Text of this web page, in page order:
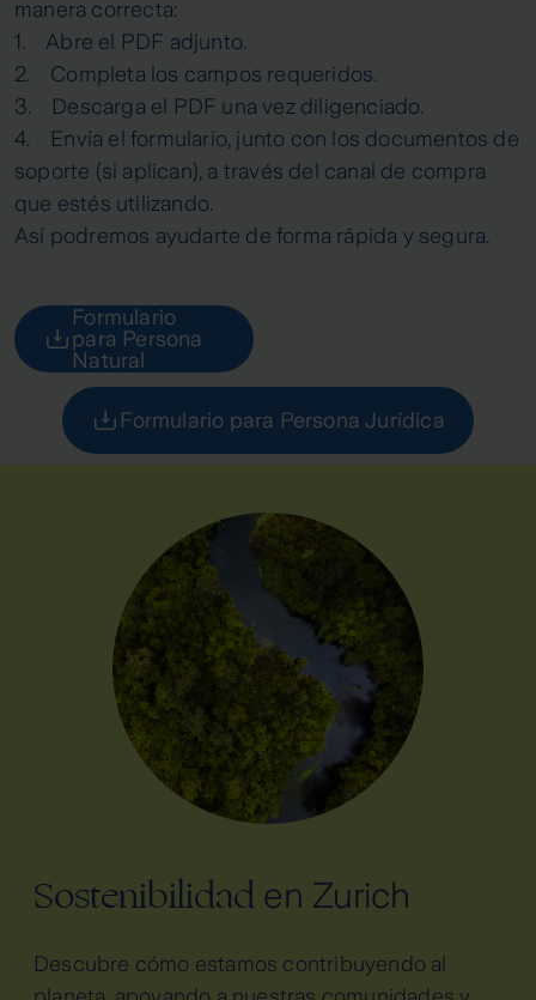
manera correcta:
1. Abre el PDF adjunto.
2. Completa los campos requeridos.
3. Descarga el PDF una vez diligenciado.
4. Envía el formulario, junto con los documentos de
soporte (si aplican), a través del canal de compra
que estés utilizando.
Así podremos ayudarte de forma rápida y segura.
Formulario
para Persona
Natural
Formulario para Persona Jurídica
Sostenibilidad en Zurich
Descubre cómo estamos contribuyendo al